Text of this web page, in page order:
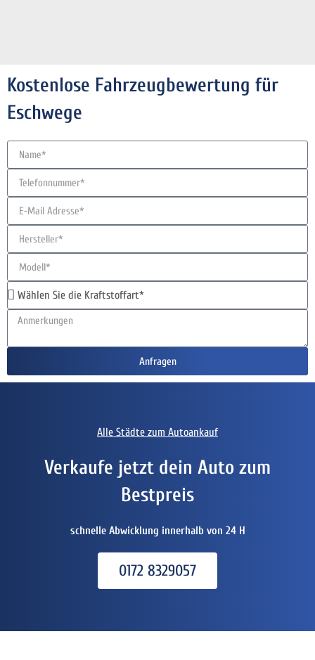
Kostenlose Fahrzeugbewertung für
Eschwege
Anfragen
Alle Städte zum Autoankauf
Verkaufe jetzt dein Auto zum
Bestpreis
schnelle Abwicklung innerhalb von 24 H
0172 8329057